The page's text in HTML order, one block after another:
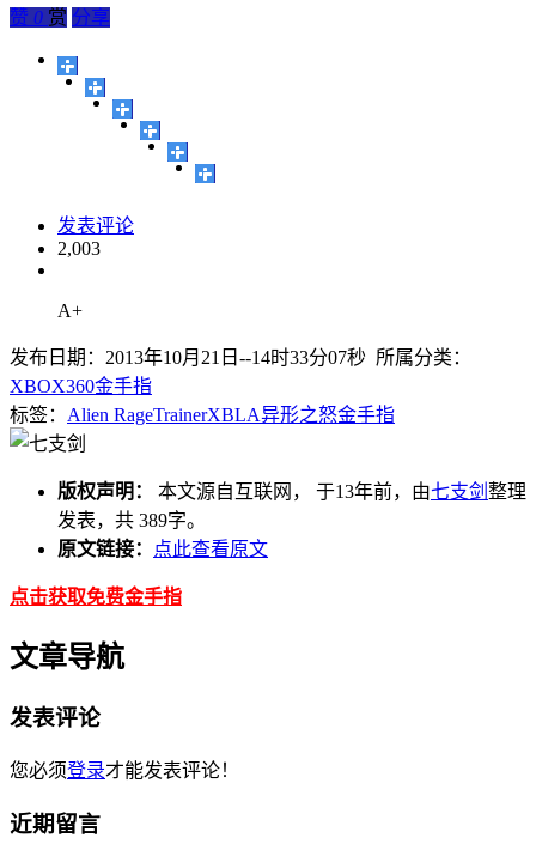
赞 0 赏 分享
发表评论
2,003
A+
发布日期：2013年10月21日--14时33分07秒 所属分类：
XBOX360金手指
标签： Alien RageTrainerXBLA异形之怒金手指
版权声明： 本文源自互联网， 于13年前，由七支剑 整理
发表，共 389字。
原文链接：
点此查看原文
点击获取免费金手指
文章导航
发表评论
您必须登录才能发表评论！
近期留言